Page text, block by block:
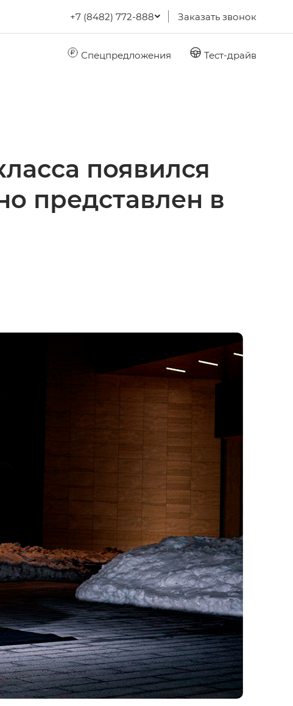
+7 (8482) 772-888 Заказать звонок
Спецпредложения Тест-драйв
появился
представлен в